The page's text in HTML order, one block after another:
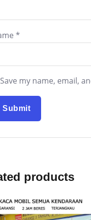
*
Save my name, email,
products